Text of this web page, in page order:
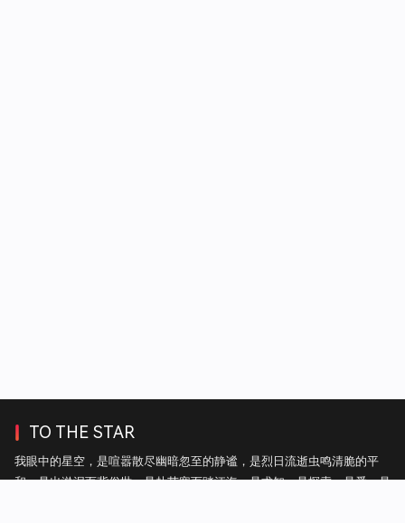
TO THE STAR
我眼中的星空，是喧嚣散尽幽暗忽至的静谧，是烈日流逝虫鸣清脆的平
和，是出淤泥而背俗世，是赴苦寒而踏江海，是求知，是探索，是爱，是